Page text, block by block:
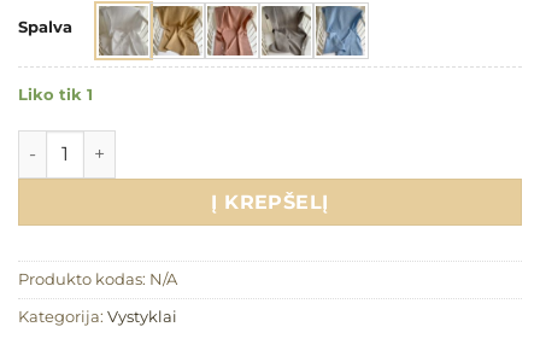
Spalva
Liko tik 1
produkto kiekis: Vystyklas "Vafliukas"
Į KREPŠELĮ
Produkto kodas: N/A
Kategorija: Vystyklai